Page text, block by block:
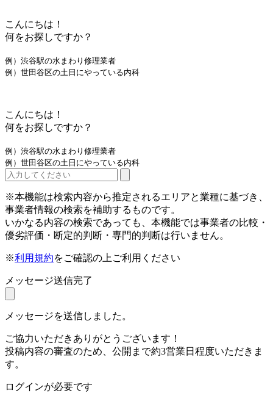
こんにちは！
何をお探しですか？
例）渋谷駅の水まわり修理業者
例）世田谷区の土日にやっている内科
こんにちは！
何をお探しですか？
例）渋谷駅の水まわり修理業者
例）世田谷区の土日にやっている内科
※本機能は検索内容から推定されるエリアと業種に基づき、
事業者情報の検索を補助するものです。
いかなる内容の検索であっても、本機能では事業者の比較・
優劣評価・断定的判断・専門的判断は行いません。
※利用規約をご確認の上ご利用ください
メッセージ送信完了
メッセージを送信しました。
ご協力いただきありがとうございます！
投稿内容の審査のため、公開まで約3営業日程度いただきま
す。
ログインが必要です